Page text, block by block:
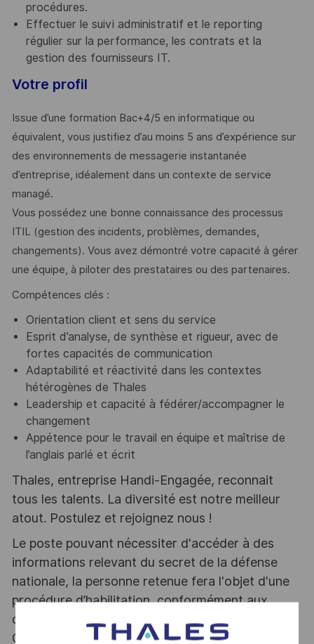
procédures.
Effectuer le suivi administratif et le reporting
régulier sur la performance, les contrats et la
gestion des fournisseurs IT.
Votre profil
Issue d’une formation Bac+4/5 en informatique ou
équivalent, vous justifiez d’au moins 5 ans d’expérience sur
des environnements de messagerie instantanée
d’entreprise, idéalement dans un contexte de service
managé.
Vous possédez une bonne connaissance des processus
ITIL (gestion des incidents, problèmes, demandes,
changements). Vous avez démontré votre capacité à gérer
une équipe, à piloter des prestataires ou des partenaires.
Compétences clés :
Orientation client et sens du service
Esprit d’analyse, de synthèse et rigueur, avec de
fortes capacités de communication
Adaptabilité et réactivité dans les contextes
hétérogènes de Thales
Leadership et capacité à fédérer/accompagner le
changement
Appétence pour le travail en équipe et maîtrise de
l’anglais parlé et écrit
Thales, entreprise Handi-Engagée, reconnait
tous les talents. La diversité est notre meilleur
atout. Postulez et rejoignez nous !
Le poste pouvant nécessiter d'accéder à des
informations relevant du secret de la défense
nationale, la personne retenue fera l'objet d'une
procédure d’habilitation, conformément aux
dispositions des articles R.2311-1 et suivants du
Code de la défense et de l’IGI 1300 SGDSN/PSE